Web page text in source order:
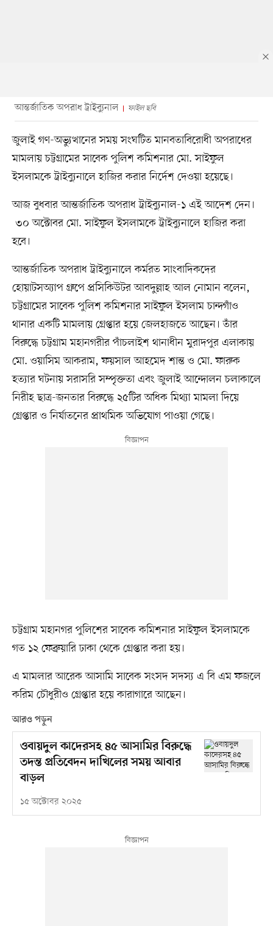
আন্তর্জাতিক অপরাধ ট্রাইব্যুনাল ফাইল ছবি
জুলাই গণ-অভ্যুত্থানের সময় সংঘটিত মানবতাবিরোধী অপরাধের
মামলায় চট্টগ্রামের সাবেক পুলিশ কমিশনার মো. সাইফুল
ইসলামকে ট্রাইব্যুনালে হাজির করার নির্দেশ দেওয়া হয়েছে।
আজ বুধবার আন্তর্জাতিক অপরাধ ট্রাইব্যুনাল-১ এই আদেশ দেন।
৩০ অক্টোবর মো. সাইফুল ইসলামকে ট্রাইব্যুনালে হাজির করা
হবে।
আন্তর্জাতিক অপরাধ ট্রাইব্যুনালে কর্মরত সাংবাদিকদের
হোয়াটসঅ্যাপ গ্রুপে প্রসিকিউটর আবদুল্লাহ আল নোমান বলেন,
চট্টগ্রামের সাবেক পুলিশ কমিশনার সাইফুল ইসলাম চান্দগাঁও
থানার একটি মামলায় গ্রেপ্তার হয়ে জেলহাজতে আছেন। তাঁর
বিরুদ্ধে চট্টগ্রাম মহানগরীর পাঁচলাইশ থানাধীন মুরাদপুর এলাকায়
মো. ওয়াসিম আকরাম, ফয়সাল আহমেদ শান্ত ও মো. ফারুক
হত্যার ঘটনায় সরাসরি সম্পৃক্ততা এবং জুলাই আন্দোলন চলাকালে
নিরীহ ছাত্র-জনতার বিরুদ্ধে ২৫টির অধিক মিথ্যা মামলা দিয়ে
গ্রেপ্তার ও নির্যাতনের প্রাথমিক অভিযোগ পাওয়া গেছে।
চট্টগ্রাম মহানগর পুলিশের সাবেক কমিশনার সাইফুল ইসলামকে
গত ১২ ফেব্রুয়ারি ঢাকা থেকে গ্রেপ্তার করা হয়।
এ মামলার আরেক আসামি সাবেক সংসদ সদস্য এ বি এম ফজলে
করিম চৌধুরীও গ্রেপ্তার হয়ে কারাগারে আছেন।
আরও পড়ুন
ওবায়দুল কাদেরসহ ৪৫ আসামির বিরুদ্ধে
তদন্ত প্রতিবেদন দাখিলের সময় আবার
বাড়ল
১৫ অক্টোবর ২০২৫